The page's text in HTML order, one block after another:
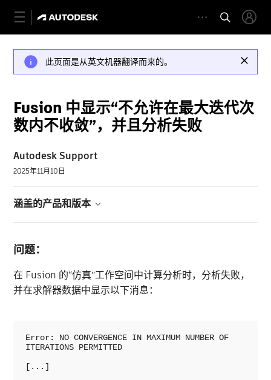
此页面是从英文机器翻译而来的。
Fusion 中显示“不允许在最大迭代次
数内不收敛”，并且分析失败
Autodesk Support
2025年11月10日
涵盖的产品和版本
问题：
在 Fusion 的“仿真”工作空间中计算分析时，分析失败，
并在求解器数据中显示以下消息：
Error: NO CONVERGENCE IN MAXIMUM NUMBER OF
ITERATIONS PERMITTED
[...]